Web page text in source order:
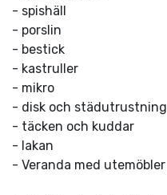
- spishäll
- porslin
- bestick
- kastruller
- mikro
- disk och städutrustning
- täcken och kuddar
- lakan
- Veranda med utemöbler